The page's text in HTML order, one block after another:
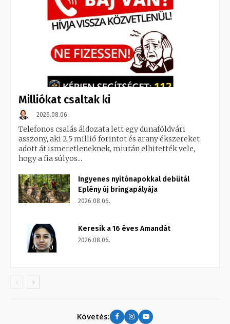
Milliókat csaltak ki
2026.08.06.
Telefonos csalás áldozata lett egy dunaföldvári
asszony, aki 2,5 millió forintot és arany ékszereket
adott át ismeretleneknek, miután elhitették vele,
hogy a fia súlyos...
Ingyenes nyitónapokkal debütál
Eplény új bringapályája
2026.08.06.
Keresik a 16 éves Amandát
2026.08.06.
Követés: